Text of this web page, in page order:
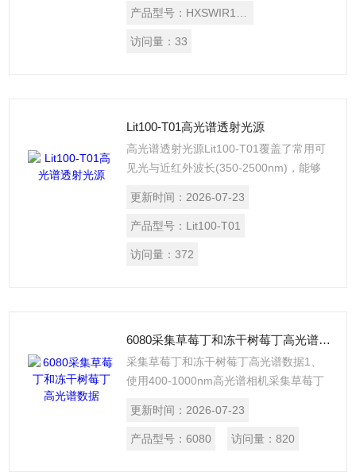
产品型号： HXSWIR1-33GM-NC
访问量： 33
Lit100-T01高光谱透射光源
高光谱透射光源Lit100-T01覆盖了常用可
见光与近红外波长(350-2500nm)，能够
相机照明使用，灯泡寿命长达1500h，在
光源出光口采用了耐高温磨砂片，消除灯
短，安装麻烦的问题。
更新时间： 2026-07-23
产品型号： Lit100-T01
访问量： 372
6080采集草莓丁和冻干树莓丁高光谱数据
采集草莓丁和冻干树莓丁高光谱数据1、
使用400-1000nm高光谱相机采集草莓丁
2、客户通过化学方法，获取到草莓丁和
冻干树莓的色泽指数； 3、使用机器
更新时间： 2026-07-23
产品型号： 6080 访问量：820